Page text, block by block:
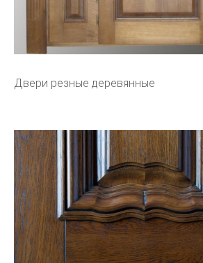
Двери резные деревянные